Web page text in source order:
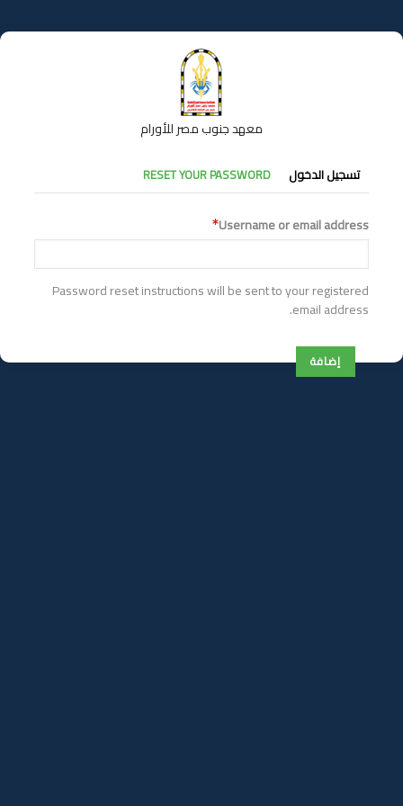
إلى
المحتوى
معهد جنوب مصر للأورام
التبويبات
الأساسية
تسجيل الدخول RESET YOUR PASSWORD
Username or email address
Password reset instructions will be sent to your registered
email address.